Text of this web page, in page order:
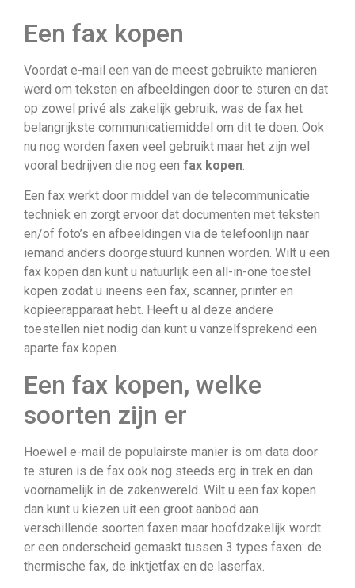
Een fax kopen
Voordat e-mail een van de meest gebruikte manieren
werd om teksten en afbeeldingen door te sturen en dat
op zowel privé als zakelijk gebruik, was de fax het
belangrijkste communicatiemiddel om dit te doen. Ook
nu nog worden faxen veel gebruikt maar het zijn wel
vooral bedrijven die nog een fax kopen.
Een fax werkt door middel van de telecommunicatie
techniek en zorgt ervoor dat documenten met teksten
en/of foto’s en afbeeldingen via de telefoonlijn naar
iemand anders doorgestuurd kunnen worden. Wilt u een
fax kopen dan kunt u natuurlijk een all-in-one toestel
kopen zodat u ineens een fax, scanner, printer en
kopieerapparaat hebt. Heeft u al deze andere
toestellen niet nodig dan kunt u vanzelfsprekend een
aparte fax kopen.
Een fax kopen, welke
soorten zijn er
Hoewel e-mail de populairste manier is om data door
te sturen is de fax ook nog steeds erg in trek en dan
voornamelijk in de zakenwereld. Wilt u een fax kopen
dan kunt u kiezen uit een groot aanbod aan
verschillende soorten faxen maar hoofdzakelijk wordt
er een onderscheid gemaakt tussen 3 types faxen: de
thermische fax, de inktjetfax en de laserfax.